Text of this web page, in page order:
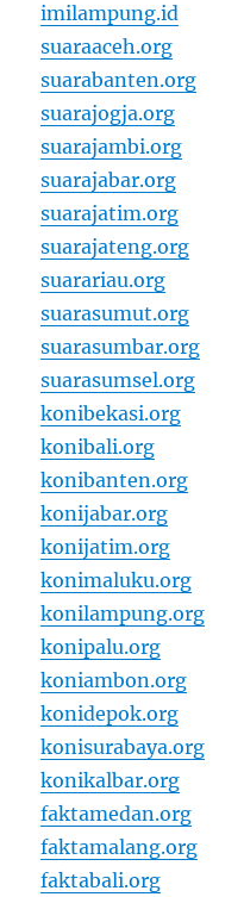
imilampung.id
suaraaceh.org
suarabanten.org
suarajogja.org
suarajambi.org
suarajabar.org
suarajatim.org
suarajateng.org
suarariau.org
suarasumut.org
suarasumbar.org
suarasumsel.org
konibekasi.org
konibali.org
konibanten.org
konijabar.org
konijatim.org
konimaluku.org
konilampung.org
konipalu.org
koniambon.org
konidepok.org
konisurabaya.org
konikalbar.org
faktamedan.org
faktamalang.org
faktabali.org